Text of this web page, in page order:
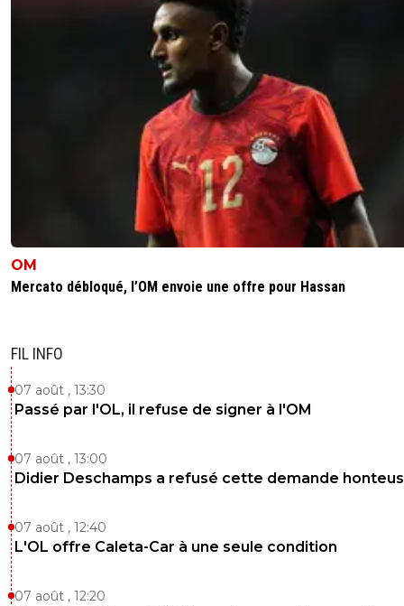
OM
Mercato débloqué, l’OM envoie une offre pour Hassan
FIL INFO
07 août , 13:30
Passé par l'OL, il refuse de signer à l'OM
07 août , 13:00
Didier Deschamps a refusé cette demande
07 août , 12:40
L'OL offre Caleta-Car à une seule condition
07 août , 12:20